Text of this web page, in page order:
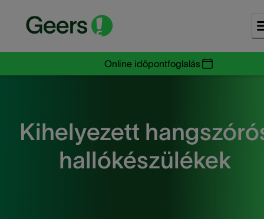
Online időpontfoglalás
Kihelyezett
hallókészülékek